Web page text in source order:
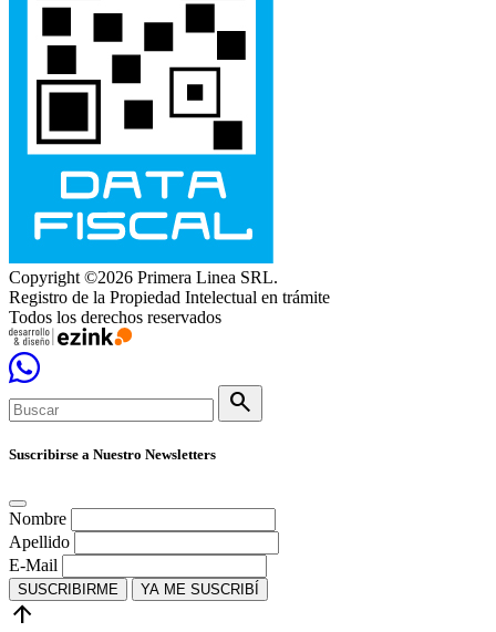
Copyright ©2026 Primera Linea SRL.
Registro de la Propiedad Intelectual en trámite
Todos los derechos reservados
search
Suscribirse a Nuestro Newsletters
Nombre
Apellido
E-Mail
SUSCRIBIRME YA ME SUSCRIBÍ
arrow_upward